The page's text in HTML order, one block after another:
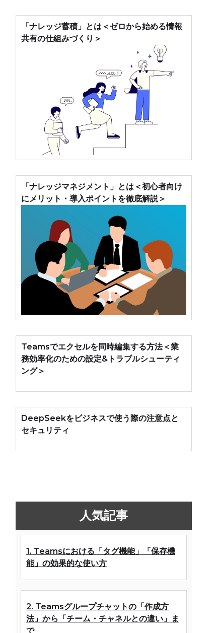
「ナレッジ蓄積」とは＜ゼロから始める情報
共有の仕組みづくり＞
「ナレッジマネジメント」とは＜初心者向け
にメリット・導入ポイントを徹底解説＞
Teamsでエクセルを同時編集する方法＜業
務効率化のための設定&トラブルシューティ
ング＞
DeepSeekをビジネスで使う際の注意点と
セキュリティ
人気記事
1. Teamsにおける「タグ機能」「保存機
能」の効果的な使い方
2. Teamsグループチャットの「作成方
法」から「チーム・チャネルとの違い」ま
で